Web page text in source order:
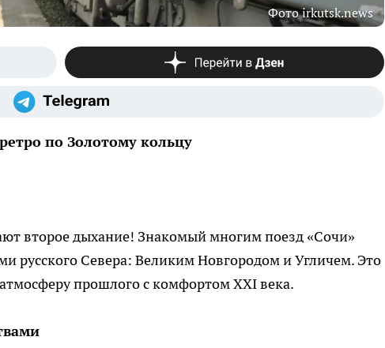
Фото irkutsk.news
по Золотому кольцу
второе дыхание! Знакомый многим поезд «Сочи»
русского Севера: Великим Новгородом и Угличем. Это
прошлого с комфортом XXI века.